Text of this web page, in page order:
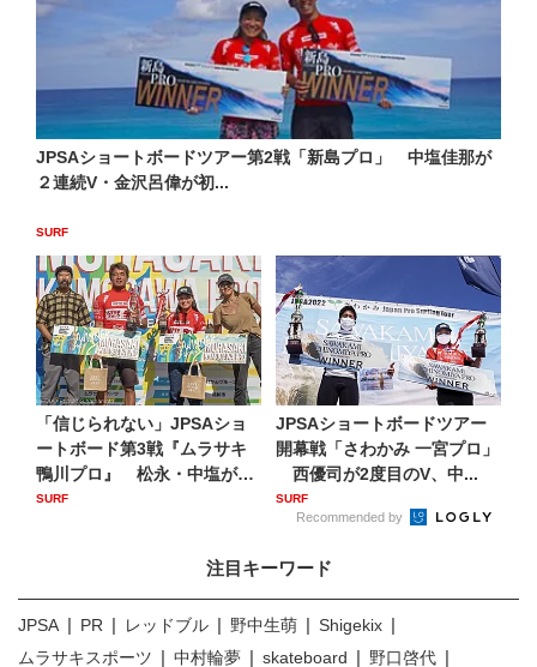
JPSAショートボードツアー第2戦「新島プロ」 中塩佳那が
２連続V・金沢呂偉が初...
SURF
「信じられない」JPSAショ
ートボード第3戦『ムラサキ
鴨川プロ』 松永・中塩が
優...
SURF
JPSAショートボードツアー
開幕戦「さわかみ 一宮プロ」
西優司が2度目のV、中...
SURF
Recommended by
注目キーワード
JPSA PR レッドブル 野中生萌
Shigekix
ムラサキスポーツ
中村輪夢 skateboard
野口啓代